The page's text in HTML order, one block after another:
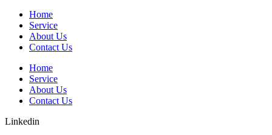
Home
Service
About Us
Contact Us
Home
Service
About Us
Contact Us
Linkedin